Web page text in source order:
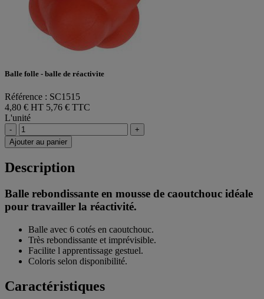
Balle folle - balle de réactivite
Référence : SC1515
4,80 € HT 5,76 € TTC
L'unité
-
+
Ajouter au panier
Description
Balle rebondissante en mousse de caoutchouc idéale
pour travailler la réactivité.
Balle avec 6 cotés en caoutchouc.
Très rebondissante et imprévisible.
Facilite l apprentissage gestuel.
Coloris selon disponibilité.
Caractéristiques